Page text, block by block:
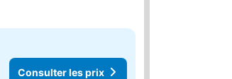
Consulter les prix